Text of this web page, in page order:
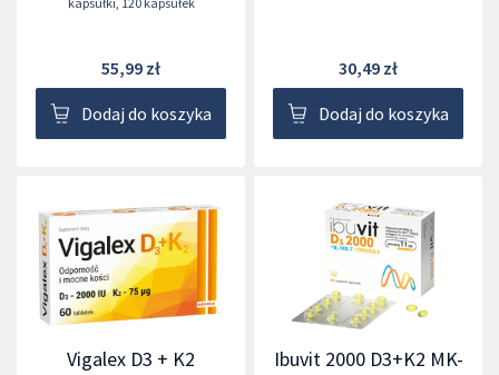
55,99 zł
Dodaj do koszyka
30,49 zł
Dodaj do koszyka
Vigalex D3 + K2
Ibuvit 2000 D3+K2 MK-